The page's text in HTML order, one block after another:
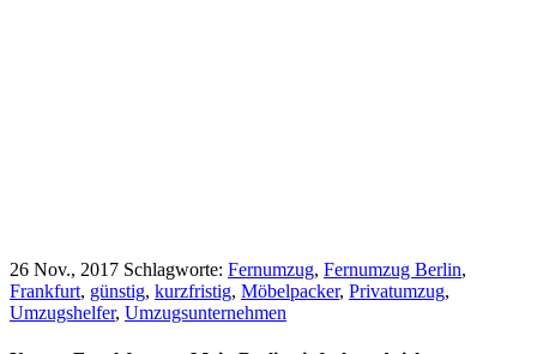
26 Nov., 2017 Schlagworte: Fernumzug, Fernumzug Berlin,
Frankfurt, günstig, kurzfristig, Möbelpacker, Privatumzug,
Umzugshelfer, Umzugsunternehmen